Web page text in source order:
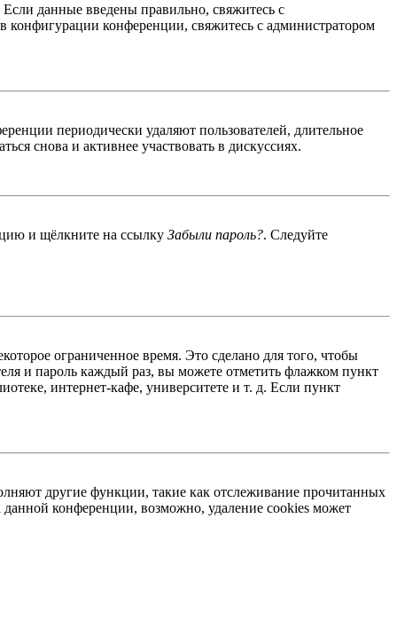
данные введены правильно, свяжитесь с
конференции, свяжитесь с администратором
периодически удаляют пользователей, длительное
снова и активнее участвовать в дискуссиях.
и щёлкните на ссылку Забыли пароль?. Следуйте
ограниченное время. Это сделано для того, чтобы
и пароль каждый раз, вы можете отметить флажком пункт
интернет-кафе, университете и т. д. Если пункт
другие функции, такие как отслеживание прочитанных
конференции, возможно, удаление cookies может